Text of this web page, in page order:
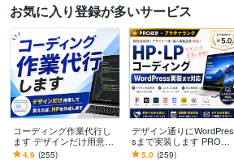
お気に入り登録が多いサービス
コーディング作業代行し
ます デザインだけ用意し
て貰えれば、HPを作成し
4.9 (255)
デザイン通りにWordPres
sまで実装します PRO認
定｜HTMLコーディングか
5.0 (259)